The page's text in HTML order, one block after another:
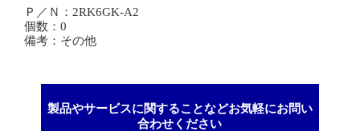
Ｐ／Ｎ：2RK6GK-A2
個数：0
備考：その他
製品やサービスに関することなどお気軽にお問い
合わせください